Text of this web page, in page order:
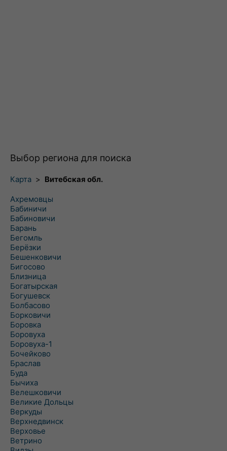
Выбор региона для поиска
Карта > Витебская обл.
Ахремовцы
Бабиничи
Бабиновичи
Барань
Бегомль
Берёзки
Бешенковичи
Бигосово
Близница
Богатырская
Богушевск
Болбасово
Борковичи
Боровка
Боровуха
Боровуха-1
Бочейково
Браслав
Буда
Бычиха
Велешковичи
Великие Дольцы
Веркуды
Верхнедвинск
Верховье
Ветрино